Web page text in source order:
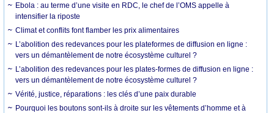
Ebola : au terme d’une visite en RDC, le chef de l’OMS appelle à
intensifier la riposte
Climat et conflits font flamber les prix alimentaires
L’abolition des redevances pour les plateformes de diffusion en ligne :
vers un démantèlement de notre écosystème culturel ?
L’abolition des redevances pour les plates-formes de diffusion en ligne :
vers un démantèlement de notre écosystème culturel ?
Vérité, justice, réparations : les clés d’une paix durable
Pourquoi les boutons sont-ils à droite sur les vêtements d’homme et à